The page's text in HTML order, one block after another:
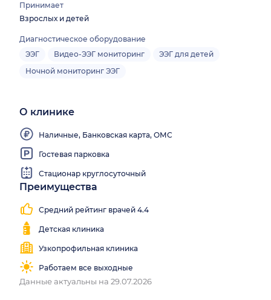
Принимает
Взрослых и детей
Диагностическое оборудование
ЭЭГ
Видео-ЭЭГ мониторинг
ЭЭГ для детей
Ночной мониторинг ЭЭГ
О клинике
Наличные, Банковская карта, ОМС
Гостевая парковка
Стационар круглосуточный
Преимущества
Средний рейтинг врачей 4.4
Детская клиника
Узкопрофильная клиника
Работаем все выходные
Данные актуальны на 29.07.2026